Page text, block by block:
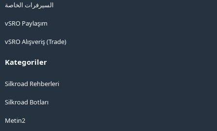
السيرفرات الخاصة
vSRO Paylaşım
vSRO Alışveriş (Trade)
Kategoriler
Silkroad Rehberleri
Silkroad Botları
Metin2